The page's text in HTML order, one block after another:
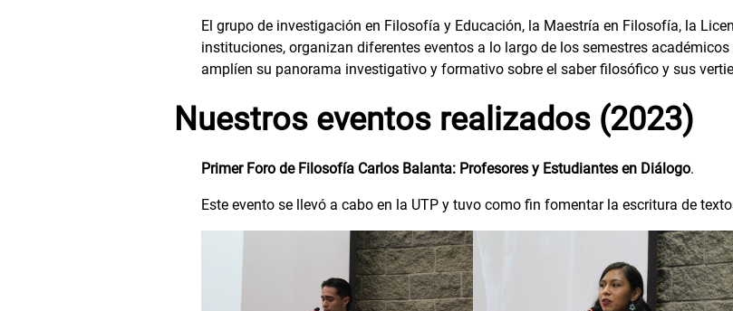
El grupo de investigación en Filosofía y Educación, la Maestría en Filosofía, la
instituciones, organizan diferentes eventos a lo largo de los semestres
amplíen su panorama investigativo y formativo sobre el saber filosófico y sus
Nuestros eventos realizados (2023)
Primer Foro de Filosofía Carlos Balanta: Profesores y Estudiantes en Diálogo.
Este evento se llevó a cabo en la UTP y tuvo como fin fomentar la escritura de